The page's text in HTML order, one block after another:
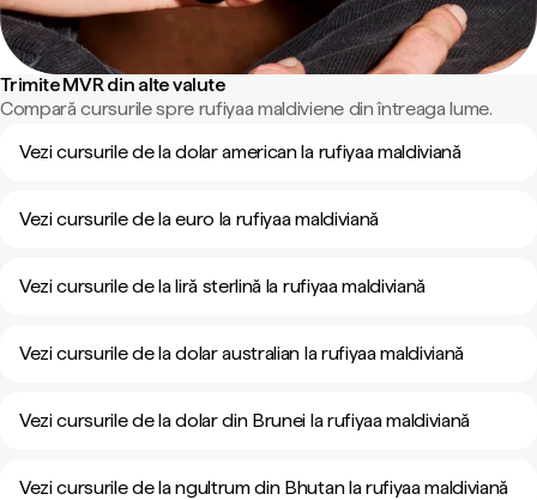
Trimite MVR din alte valute
Compară cursurile spre rufiyaa maldiviene din întreaga lume.
Vezi cursurile de la dolar american la rufiyaa maldiviană
Vezi cursurile de la euro la rufiyaa maldiviană
Vezi cursurile de la liră sterlină la rufiyaa maldiviană
Vezi cursurile de la dolar australian la rufiyaa maldiviană
Vezi cursurile de la dolar din Brunei la rufiyaa maldiviană
Vezi cursurile de la ngultrum din Bhutan la rufiyaa maldiviană